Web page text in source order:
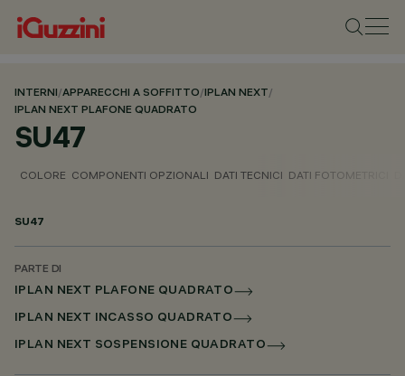
INTERNI/APPARECCHI A SOFFITTO/IPLAN NEXT/
IPLAN NEXT PLAFONE QUADRATO
SU47
COLORE COMPONENTI OPZIONALI DATI TECNICI DATI FOTOMETRICI
SU47
PARTE DI
IPLAN NEXT PLAFONE QUADRATO
IPLAN NEXT INCASSO QUADRATO
IPLAN NEXT SOSPENSIONE QUADRATO